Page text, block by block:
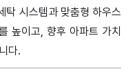
시스템과 맞춤형 하우스
높이고, 향후 아파트 가치
다.